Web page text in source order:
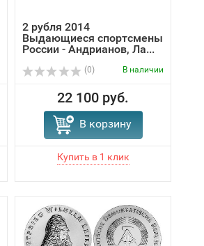
2 рубля 2014
Выдающиеся спортсмены
России - Андрианов, Ла...
(0) В наличии
22 100 руб.
В корзину